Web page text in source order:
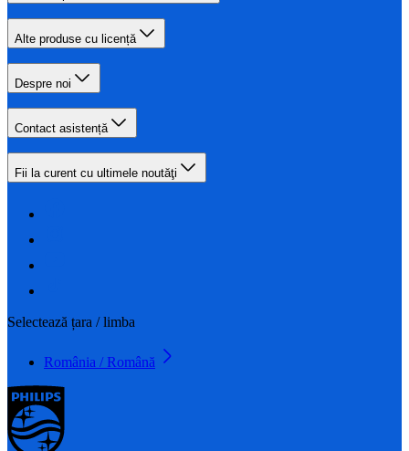
Alte produse cu licență
Despre noi
Contact asistență
Fii la curent cu ultimele noutăţi
Selectează țara / limba
România / Română